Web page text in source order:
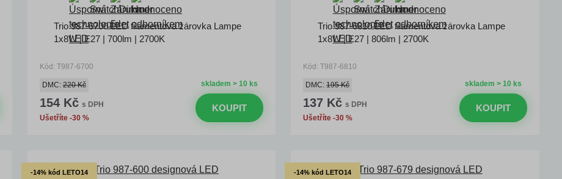
Trio 987-6700 LED filamentová žárovka Lampe
1x8W | E27 | 700lm | 2700K
Kód: T987-6700
skladem > 10 ks
DMC:220 Kč
154 Kč s DPH
Ušetříte -30 %
KOUPIT
Trio 987-6810 LED filamentová žárovka Lampe
1x8W | E27 | 806lm | 2700K
Kód: T987-6810
skladem > 10 ks
DMC:195 Kč
137 Kč s DPH
Ušetříte -30 %
KOUPIT
-14% kód LETO14 -14% kód LETO14